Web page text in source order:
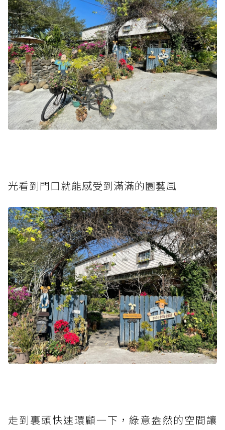
光看到門口就能感受到滿滿的園藝風
走到裏頭快速環顧一下，綠意盎然的空間讓